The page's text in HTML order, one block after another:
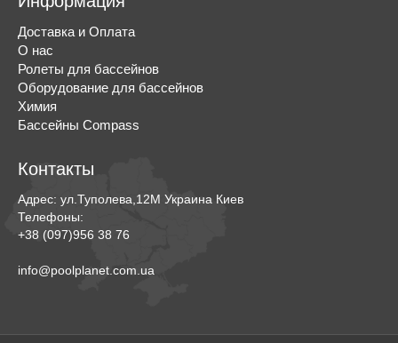
Доставка и Оплата
О нас
Ролеты для бассейнов
Оборудование для бассейнов
Химия
Бассейны Compass
Контакты
Адрес: ул.Туполева,12М Украина Киев
Телефоны:
+38 (097)956 38 76
info@poolplanet.com.ua